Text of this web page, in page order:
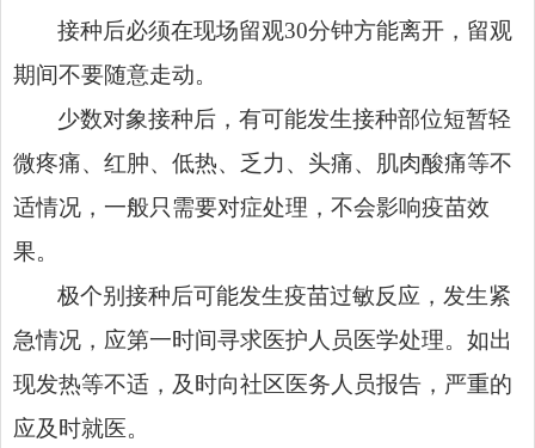
接种后必须在现场留观30分钟方能离开，留观
期间不要随意走动。
少数对象接种后，有可能发生接种部位短暂轻
微疼痛、红肿、低热、乏力、头痛、肌肉酸痛等不
适情况，一般只需要对症处理，不会影响疫苗效
果。
极个别接种后可能发生疫苗过敏反应，发生紧
急情况，应第一时间寻求医护人员医学处理。如出
现发热等不适，及时向社区医务人员报告，严重的
应及时就医。